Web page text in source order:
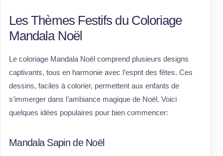
Les Thèmes Festifs du Coloriage
Mandala Noël
Le coloriage Mandala Noël comprend plusieurs designs
captivants, tous en harmonie avec l’esprit des fêtes. Ces
dessins, faciles à colorier, permettent aux enfants de
s’immerger dans l’ambiance magique de Noël. Voici
quelques idées populaires pour bien commencer:
Mandala Sapin de Noël